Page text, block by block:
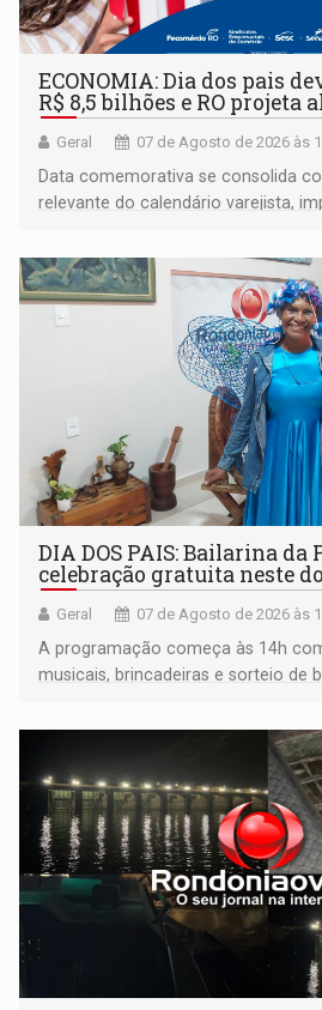
ECONOMIA: Dia dos pais
R$ 8,5 bilhões e RO projeta
Geral 07 de Agosto de 2026 às
Data comemorativa se consolida
relevante do calendário varejista,
média do trabalhador
DIA DOS PAIS: Bailarina da
celebração gratuita neste
Geral 07 de Agosto de 2026 às
A programação começa às 14h
musicais, brincadeiras e sorteio de
bolo e canto de parabéns dedicado